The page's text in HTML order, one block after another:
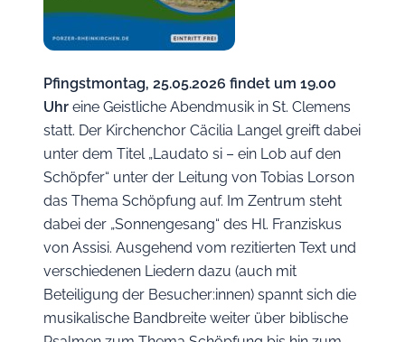
Pfingstmontag, 25.05.2026 findet um 19.00
Uhr eine Geistliche Abendmusik in St. Clemens
statt. Der Kirchenchor Cäcilia Langel greift dabei
unter dem Titel „Laudato si – ein Lob auf den
Schöpfer“ unter der Leitung von Tobias Lorson
das Thema Schöpfung auf. Im Zentrum steht
dabei der „Sonnengesang“ des Hl. Franziskus
von Assisi. Ausgehend vom rezitierten Text und
verschiedenen Liedern dazu (auch mit
Beteiligung der Besucher:innen) spannt sich die
musikalische Bandbreite weiter über biblische